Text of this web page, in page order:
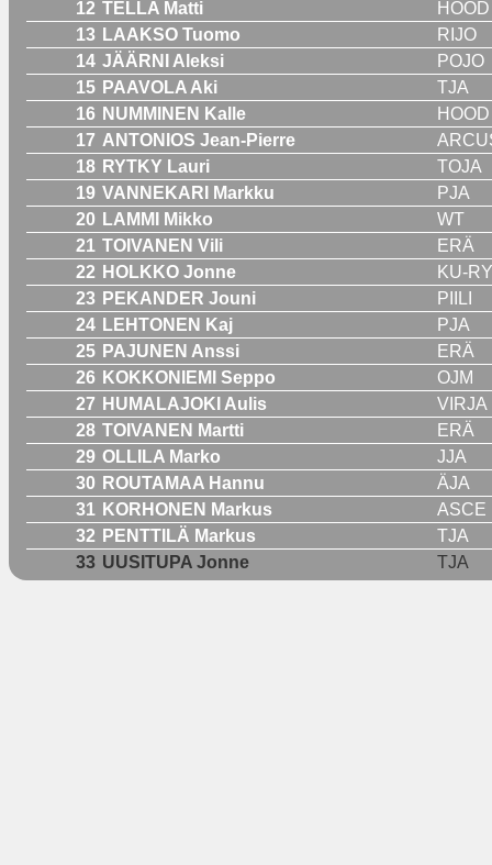
12 TELLA Matti
HOOD
13 LAAKSO Tuomo
RIJO
14 JÄÄRNI Aleksi
POJO
15 PAAVOLA Aki
TJA
16 NUMMINEN Kalle
HOOD
17 ANTONIOS Jean-Pierre
18 RYTKY Lauri
TOJA
19 VANNEKARI Markku
PJA
20 LAMMI Mikko
WT
21 TOIVANEN Vili
ERÄ
22 HOLKKO Jonne
KU-RY
23 PEKANDER Jouni
PIILI
24 LEHTONEN Kaj
PJA
25 PAJUNEN Anssi
ERÄ
26 KOKKONIEMI Seppo
OJM
27 HUMALAJOKI Aulis
VIRJA
28 TOIVANEN Martti
ERÄ
29 OLLILA Marko
JJA
30 ROUTAMAA Hannu
ÄJA
31 KORHONEN Markus
ASCE
32 PENTTILÄ Markus
TJA
33 UUSITUPA Jonne TJA